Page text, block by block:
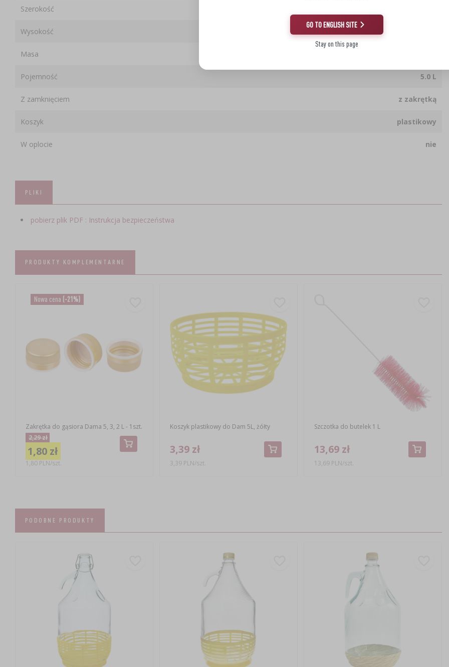
Szerokość
Wysokość
Masa
Pojemność 5.0 L
Z zamknięciem z zakrętką
Koszyk plastikowy
W oplocie nie
PLIKI
pobierz plik PDF : Instrukcja bezpieczeństwa
PRODUKTY KOMPLEMENTARNE
Nowa cena (-21%)
Zakrętka do gąsiora Dama 5, 3, 2 L - 1szt.
2,29 zł
1,80 zł
1,80 PLN/szt.
Koszyk plastikowy do Dam 5L, żółty
3,39 zł
3,39 PLN/szt.
Szczotka do butelek 1 L
13,69 zł
13,69 PLN/szt.
PODOBNE PRODUKTY
GO TO ENGLISH SITE
Stay on this page